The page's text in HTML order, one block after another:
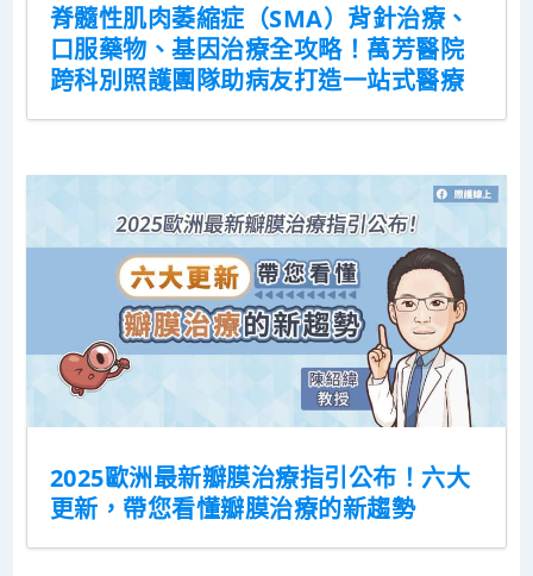
脊髓性肌肉萎縮症（SMA）背針治療、
口服藥物、基因治療全攻略！萬芳醫院
跨科別照護團隊助病友打造一站式醫療
2025歐洲最新瓣膜治療指引公布！六大
更新，帶您看懂瓣膜治療的新趨勢